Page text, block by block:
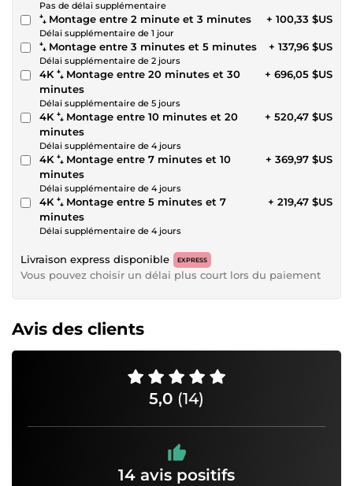
Pas de délai supplémentaire
⁺₊ Montage entre 2 minute et 3 minutes
Délai supplémentaire de 1 jour
+ 100,33 $US
⁺₊ Montage entre 3 minutes et 5 minutes
Délai supplémentaire de 2 jours
+ 137,96 $US
4K ⁺₊ Montage entre 20 minutes et 30
minutes
Délai supplémentaire de 5 jours
+ 696,05 $US
4K ⁺₊ Montage entre 10 minutes et 20
minutes
Délai supplémentaire de 4 jours
+ 520,47 $US
4K ⁺₊ Montage entre 7 minutes et 10
minutes
Délai supplémentaire de 4 jours
+ 369,97 $US
4K ⁺₊ Montage entre 5 minutes et 7
minutes
Délai supplémentaire de 4 jours
+ 219,47 $US
Livraison express disponible EXPRESS
Vous pouvez choisir un délai plus court lors du paiement
Avis des clients
5,0 (14)
14 avis positifs